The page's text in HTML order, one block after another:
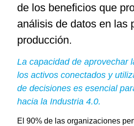
de los beneficios que
análisis de datos en las
producción.
La capacidad de aprovechar
los activos conectados y
de decisiones es esencial
hacia la Industria 4.0.
El 90% de las organizaciones